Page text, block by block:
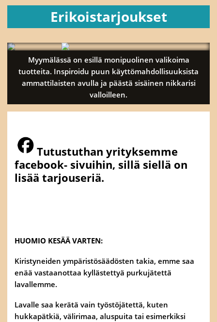
Erikoistarjoukset
Myymälässä on esillä monipuolinen valikoima
tuotteita. Inspiroidu puun käyttömahdollisuuksista
ammattilaisten avulla ja päästä sisäinen nikkarisi
valloilleen.
Tutustuthan yrityksemme
facebook- sivuihin, sillä siellä on
lisää tarjouseriä.
HUOMIO KESÄÄ VARTEN:
Kiristyneiden ympäristösäädösten takia, emme saa
enää vastaanottaa kyllästettyä purkujätettä
lavallemme.
Lavalle saa kerätä vain työstöjätettä, kuten
hukkapätkiä, välirimaa, aluspuita tai esimerkiksi